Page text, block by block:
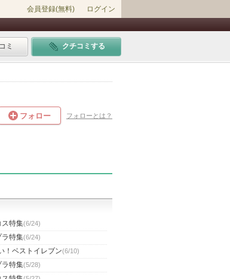
会員登録(無料) ログイン
ミ クチコミする
フォロー フォローとは？
ス特集(6/24)
ラ特集(6/24)
！ベストイレブン(6/10)
ラ特集(5/28)